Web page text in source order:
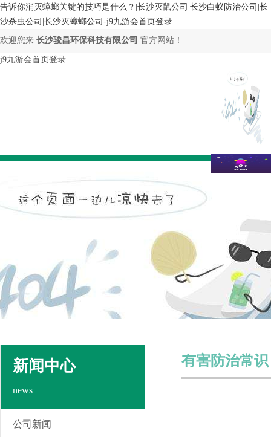
告诉你消灭蟑螂关键的技巧是什么？|长沙灭鼠公司|长沙白蚁防治公司|长
沙杀虫公司|长沙灭蟑螂公司-j9九游会首页登录
欢迎您来 长沙骏昌环保科技有限公司 官方网站！
j9九游会首页登录
新闻中心
news
公司新闻
有害防治常识